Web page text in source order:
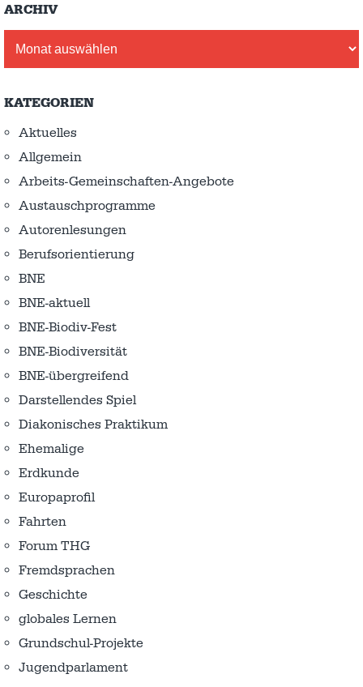
ARCHIV
KATEGORIEN
Aktuelles
Allgemein
Arbeits-Gemeinschaften-Angebote
Austausch­programme
Autorenlesungen
Berufsorientierung
BNE
BNE-aktuell
BNE-Biodiv-Fest
BNE-Biodiversität
BNE-übergreifend
Darstellendes Spiel
Diakonisches Praktikum
Ehemalige
Erdkunde
Europaprofil
Fahrten
Forum THG
Fremdsprachen
Geschichte
globales Lernen
Grundschul-Projekte
Jugendparlament